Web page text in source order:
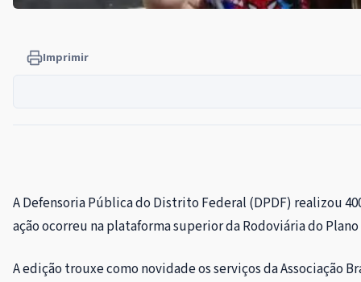
Imprimir
A Defensoria Pública do Distrito Federal (DPDF) realizou
ação ocorreu na plataforma superior da Rodoviária do
A edição trouxe como novidade os serviços da Associação